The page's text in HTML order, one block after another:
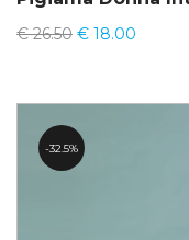
€26.50 € 18.00
32.5%